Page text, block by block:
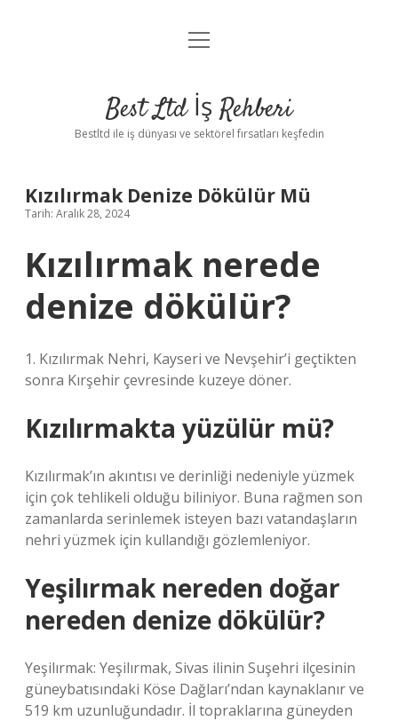
Anasayfa
Yasal Uyarı
menüyü
Best Ltd İş Rehberi
Bestltd ile iş dünyası ve sektörel fırsatları keşfedin
Kızılırmak Denize Dökülür Mü
Tarih: Aralık 28, 2024
Kızılırmak nerede
denize dökülür?
1. Kızılırmak Nehri, Kayseri ve Nevşehir’i geçtikten
sonra Kırşehir çevresinde kuzeye döner.
Kızılırmakta yüzülür mü?
Kızılırmak’ın akıntısı ve derinliği nedeniyle yüzmek
için çok tehlikeli olduğu biliniyor. Buna rağmen son
zamanlarda serinlemek isteyen bazı vatandaşların
nehri yüzmek için kullandığı gözlemleniyor.
Yeşilırmak nereden doğar
nereden denize dökülür?
Yeşilırmak: Yeşilırmak, Sivas ilinin Suşehri ilçesinin
güneybatısındaki Köse Dağları’ndan kaynaklanır ve
519 km uzunluğundadır. İl topraklarına güneyden